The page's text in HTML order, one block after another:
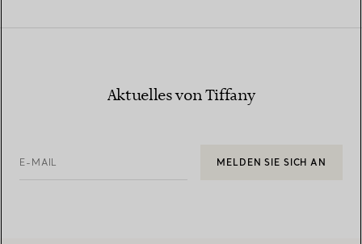
Aktuelles von Tiffany
E-MAIL MELDEN SIE SICH AN